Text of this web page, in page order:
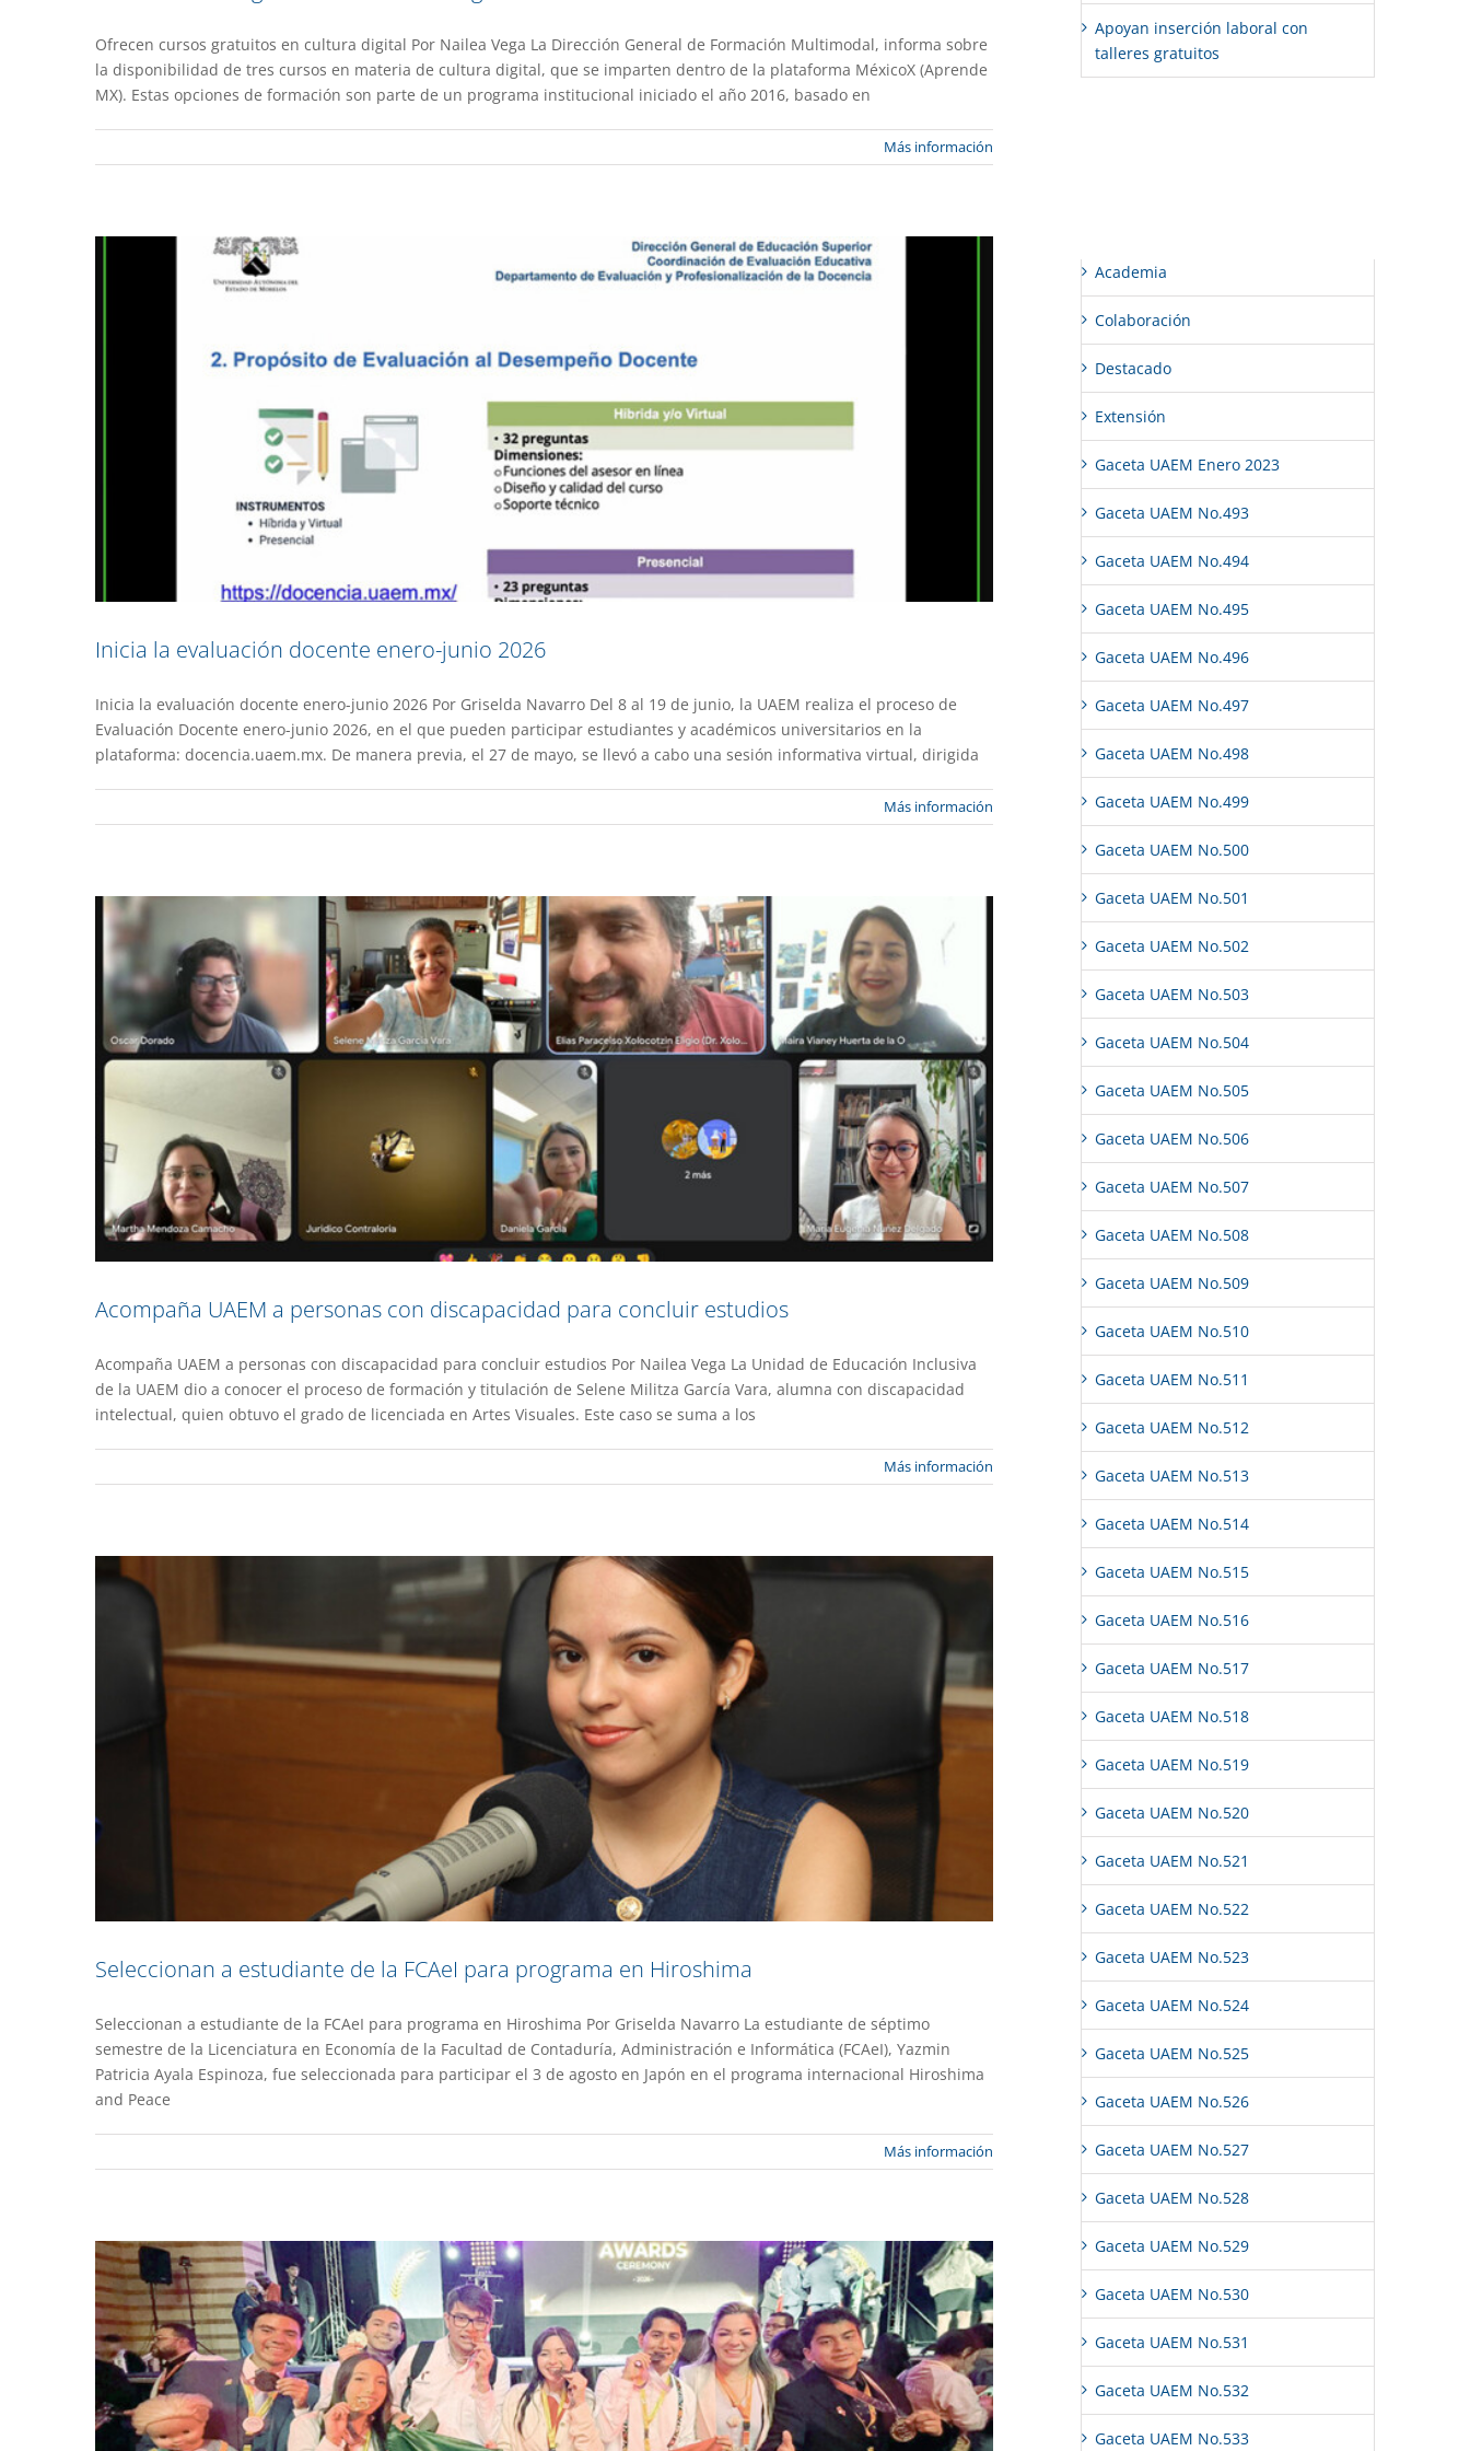
Ofrecen cursos gratuitos en cultura digital Por Nailea Vega La Dirección General de Formación Multimodal, informa sobre
la disponibilidad de tres cursos en materia de cultura digital, que se imparten dentro de la plataforma MéxicoX (Aprende
MX). Estas opciones de formación son parte de un programa institucional iniciado el año 2016, basado en
Más información
Inicia la evaluación docente enero-junio 2026
Academia Destacado Gaceta UAEM No.558
Inicia la evaluación docente enero-junio 2026
Inicia la evaluación docente enero-junio 2026 Por Griselda Navarro Del 8 al 19 de junio, la UAEM realiza el proceso de
Evaluación Docente enero-junio 2026, en el que pueden participar estudiantes y académicos universitarios en la
plataforma: docencia.uaem.mx. De manera previa, el 27 de mayo, se llevó a cabo una sesión informativa virtual, dirigida
Más información
Acompaña UAEM a personas con discapacidad para concluir estudios
Academia Destacado Gaceta UAEM No.558
Acompaña UAEM a personas con discapacidad para concluir estudios
Acompaña UAEM a personas con discapacidad para concluir estudios Por Nailea Vega La Unidad de Educación Inclusiva
de la UAEM dio a conocer el proceso de formación y titulación de Selene Militza García Vara, alumna con discapacidad
intelectual, quien obtuvo el grado de licenciada en Artes Visuales. Este caso se suma a los
Más información
Seleccionan a estudiante de la FCAeI para programa en Hiroshima
Academia Destacado Gaceta UAEM No.558
Seleccionan a estudiante de la FCAeI para programa en Hiroshima
Seleccionan a estudiante de la FCAeI para programa en Hiroshima Por Griselda Navarro La estudiante de séptimo
semestre de la Licenciatura en Economía de la Facultad de Contaduría, Administración e Informática (FCAeI), Yazmin
Patricia Ayala Espinoza, fue seleccionada para participar el 3 de agosto en Japón en el programa internacional Hiroshima
and Peace
Más información
Proyecto Nube recibe reconocimiento internacional
Apoyan inserción laboral con
talleres gratuitos
Academia
Colaboración
Destacado
Extensión
Gaceta UAEM Enero 2023
Gaceta UAEM No.493
Gaceta UAEM No.494
Gaceta UAEM No.495
Gaceta UAEM No.496
Gaceta UAEM No.497
Gaceta UAEM No.498
Gaceta UAEM No.499
Gaceta UAEM No.500
Gaceta UAEM No.501
Gaceta UAEM No.502
Gaceta UAEM No.503
Gaceta UAEM No.504
Gaceta UAEM No.505
Gaceta UAEM No.506
Gaceta UAEM No.507
Gaceta UAEM No.508
Gaceta UAEM No.509
Gaceta UAEM No.510
Gaceta UAEM No.511
Gaceta UAEM No.512
Gaceta UAEM No.513
Gaceta UAEM No.514
Gaceta UAEM No.515
Gaceta UAEM No.516
Gaceta UAEM No.517
Gaceta UAEM No.518
Gaceta UAEM No.519
Gaceta UAEM No.520
Gaceta UAEM No.521
Gaceta UAEM No.522
Gaceta UAEM No.523
Gaceta UAEM No.524
Gaceta UAEM No.525
Gaceta UAEM No.526
Gaceta UAEM No.527
Gaceta UAEM No.528
Gaceta UAEM No.529
Gaceta UAEM No.530
Gaceta UAEM No.531
Gaceta UAEM No.532
Gaceta UAEM No.533